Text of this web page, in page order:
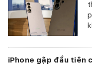
iPhone gập đầu tiên